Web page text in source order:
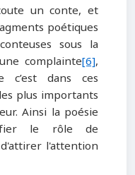
un conte, et
poétiques
sous la
complainte[6],
dans ces
plus importants
Ainsi la poésie
le rôle de
l'attention